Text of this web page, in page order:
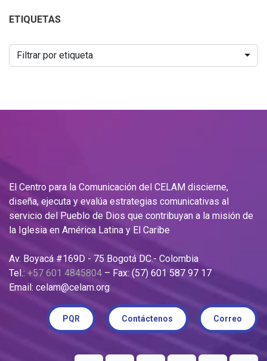
ETIQUETAS
Filtrar por etiqueta
El Centro para la Comunicación del CELAM discierne,
diseña, ejecuta y evalúa estrategias comunicativas al
servicio del Pueblo de Dios que contribuyan a la misión de
la Iglesia en América Latina y El Caribe
Av. Boyacá #169D - 75 Bogotá DC.- Colombia
Tel.: +57 601 4845804 – Fax: (57) 601 587 97 17
Email: celam@celam.org
PQR Contáctenos Correo